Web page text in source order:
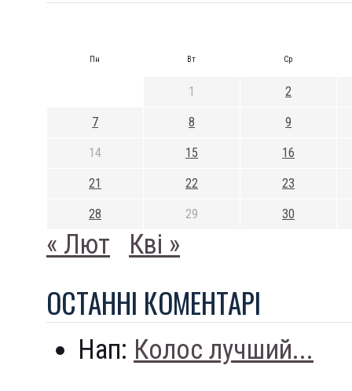
Пн Вт Ср
1 2
7 8 9
14 15 16
21 22 23
28 29 30
« Лют Кві »
ОСТАННI КОМЕНТАРI
Нап: Колос лучший...